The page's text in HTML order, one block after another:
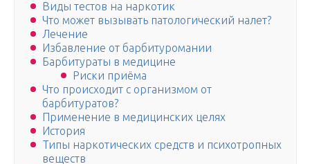
Виды тестов на наркотик
Что может вызывать патологический налет?
Лечение
Избавление от барбитуромании
Барбитураты в медицине
Риски приёма
Что происходит с организмом от
барбитуратов?
Применение в медицинских целях
История
Типы наркотических средств и психотропных
веществ